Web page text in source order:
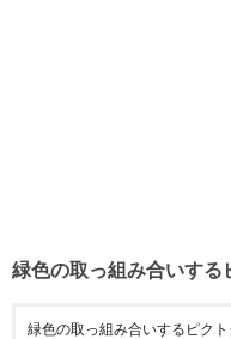
緑色の取っ組み合いする
緑色の取っ組み合いするピク